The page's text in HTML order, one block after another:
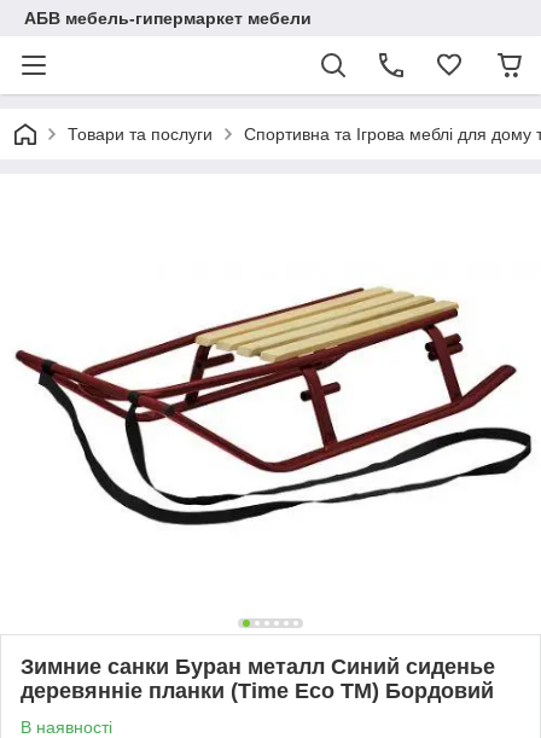
АБВ мебель-гипермаркет мебели
Товари та послуги Спортивна та Ігрова меблі для дому
Зимние санки Буран металл Синий сиденье
деревянніе планки (Time Eco ТМ) Бордовий
В наявності